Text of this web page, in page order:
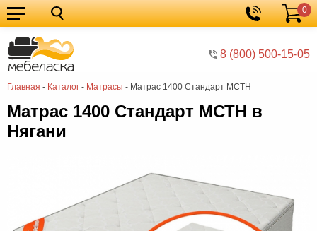
8 (800) 500-15-05
Корзина
0
Главная - Каталог - Матрасы - Матрас 1400 Стандарт МСТН
Кухонные
гарнитуры
Мебель
для
кухни
Мебель
для
спальни
Кровати
Шкафы
Диваны
мебель
Мебель
Матрас 1400 Стандарт МСТН в
Нягани